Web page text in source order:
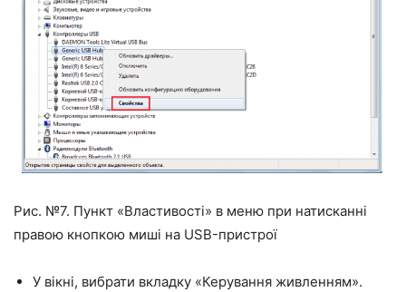
Рис. №7. Пункт «Властивості» в меню при натисканні
правою кнопкою миші на USB-пристрої
У вікні, вибрати вкладку «Керування живленням».